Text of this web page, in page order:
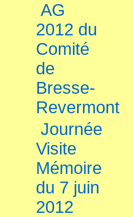
AG
2012 du
Comité
de
Bresse-
Revermont
Journée
Visite
Mémoire
du 7 juin
2012